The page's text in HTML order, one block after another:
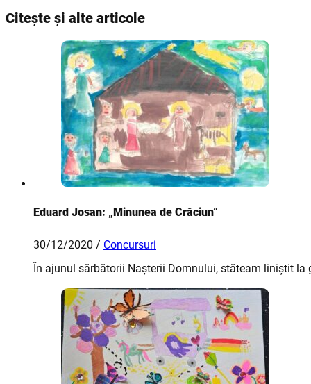
Citește și alte articole
Eduard Josan: „Minunea de Crăciun”
30/12/2020 / Concursuri
În ajunul sărbătorii Nașterii Domnului, stăteam liniștit